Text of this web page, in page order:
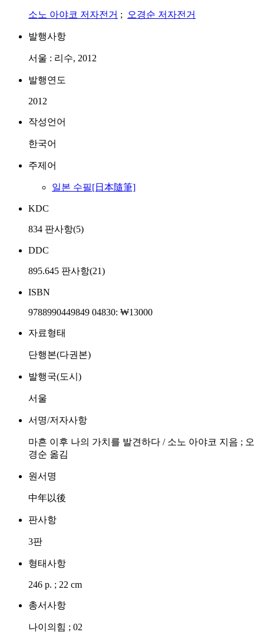
소노 아야코 저자전거 ; 오경순 저자전거
발행사항
서울 : 리수, 2012
발행연도
2012
작성언어
한국어
주제어
일본 수필[日本隨筆]
KDC
834 판사항(5)
DDC
895.645 판사항(21)
ISBN
9788990449849 04830: ₩13000
자료형태
단행본(다권본)
발행국(도시)
서울
서명/저자사항
마흔 이후 나의 가치를 발견하다 / 소노 아야코 지음 ; 오
경순 옮김
원서명
中年以後
판사항
3판
형태사항
246 p. ; 22 cm
총서사항
나이의힘 ; 02